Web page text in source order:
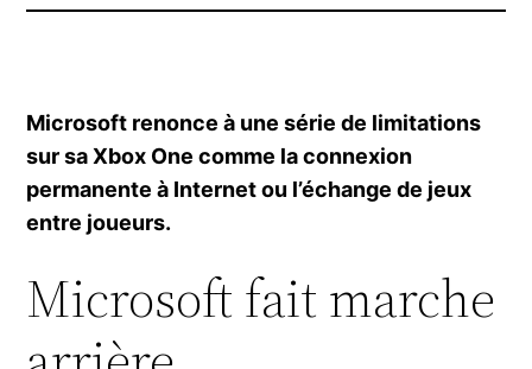
Microsoft renonce à une série de limitations
sur sa Xbox One comme la connexion
permanente à Internet ou l’échange de jeux
entre joueurs.
Microsoft fait marche